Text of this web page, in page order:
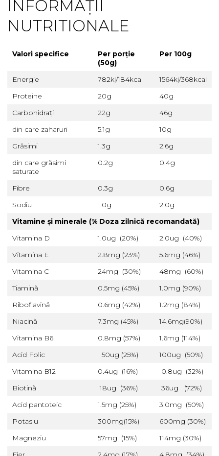
INFORMAȚII
NUTRITIONALE
Valori specifice
Per porție
(50g)
Per 100g
Energie 782kj/184kcal
1564kj/368kcal
Proteine
20g
40g
Carbohidrați
22g
46g
din care zaharuri
5.1g
10g
Grăsimi
1.3g
2.6g
din care grăsimi
saturate
0.2g 0.4g
Fibre 0.3g
0.6g
Sodiu
1.0g
2.0g
Vitamine și minerale (% Doza zilnică recomandată)
Vitamina D
1.0ug (20%)
2.0ug (40%)
Vitamina E
2.8mg (23%)
5.6mg (46%)
Vitamina C
24mg (30%)
48mg (60%)
Tiamină
0.5mg (45%)
1.0mg (90%)
Riboflavină
0.6mg (42%)
1.2mg (84%)
Niacină
7.3mg (45%)
14.6mg(90%)
Vitamina B6
0.8mg (57%)
1.6mg (114%)
Acid Folic
50ug (25%)
100ug (50%)
Vitamina B12
0.4ug (16%)
0.8ug (32%)
Biotină
18ug (36%)
36ug (72%)
Acid pantoteic
1.5mg (25%)
3.0mg (50%)
Potasiu
300mg(15%)
600mg (30%)
Magneziu
57mg (15%)
114mg (30%)